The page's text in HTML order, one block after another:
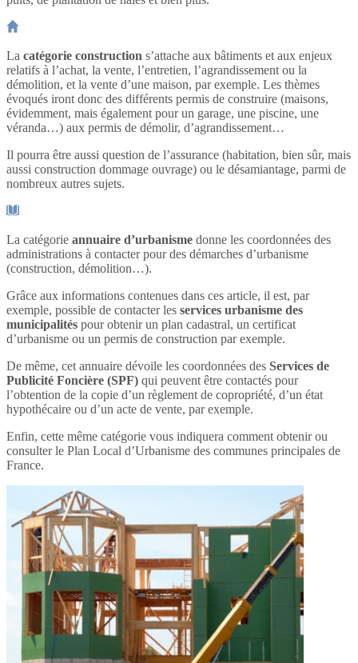
La catégorie construction s’attache aux bâtiments et aux enjeux
relatifs à l’achat, la vente, l’entretien, l’agrandissement ou la
démolition, et la vente d’une maison, par exemple. Les thèmes
évoqués iront donc des différents permis de construire (maisons,
évidemment, mais également pour un garage, une piscine, une
véranda…) aux permis de démolir, d’agrandissement…
Il pourra être aussi question de l’assurance (habitation, bien sûr, mais
aussi construction dommage ouvrage) ou le désamiantage, parmi de
nombreux autres sujets.
La catégorie annuaire d’urbanisme donne les coordonnées des
administrations à contacter pour des démarches d’urbanisme
(construction, démolition…).
Grâce aux informations contenues dans ces article, il est, par
exemple, possible de contacter les services urbanisme des
municipalités pour obtenir un plan cadastral, un certificat
d’urbanisme ou un permis de construction par exemple.
De même, cet annuaire dévoile les coordonnées des Services de
Publicité Foncière (SPF) qui peuvent être contactés pour
l’obtention de la copie d’un règlement de copropriété, d’un état
hypothécaire ou d’un acte de vente, par exemple.
Enfin, cette même catégorie vous indiquera comment obtenir ou
consulter le Plan Local d’Urbanisme des communes principales de
France.